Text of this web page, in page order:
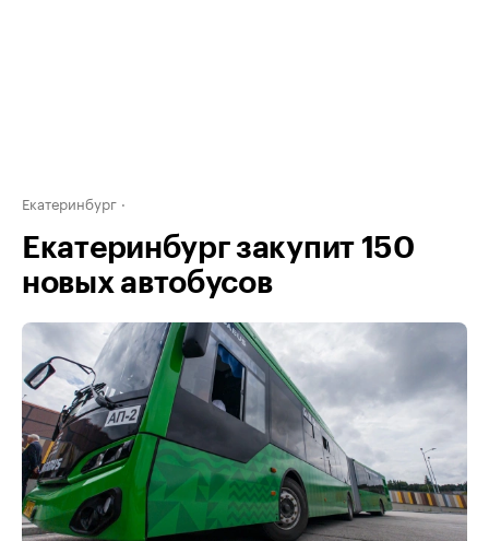
Екатеринбург
Екатеринбург закупит 150
новых автобусов